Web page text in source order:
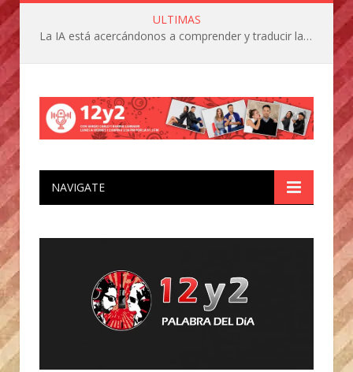
ULTIMAS
La IA está acercándonos a comprender y traducir las vocalizaciones y comportamientos de nuestras mascotas
NAVIGATE